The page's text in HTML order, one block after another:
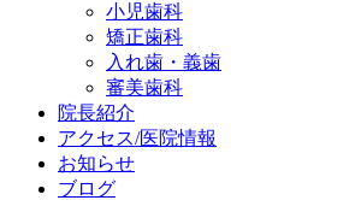
小児歯科
矯正歯科
入れ歯・義歯
審美歯科
院長紹介
アクセス/医院情報
お知らせ
ブログ